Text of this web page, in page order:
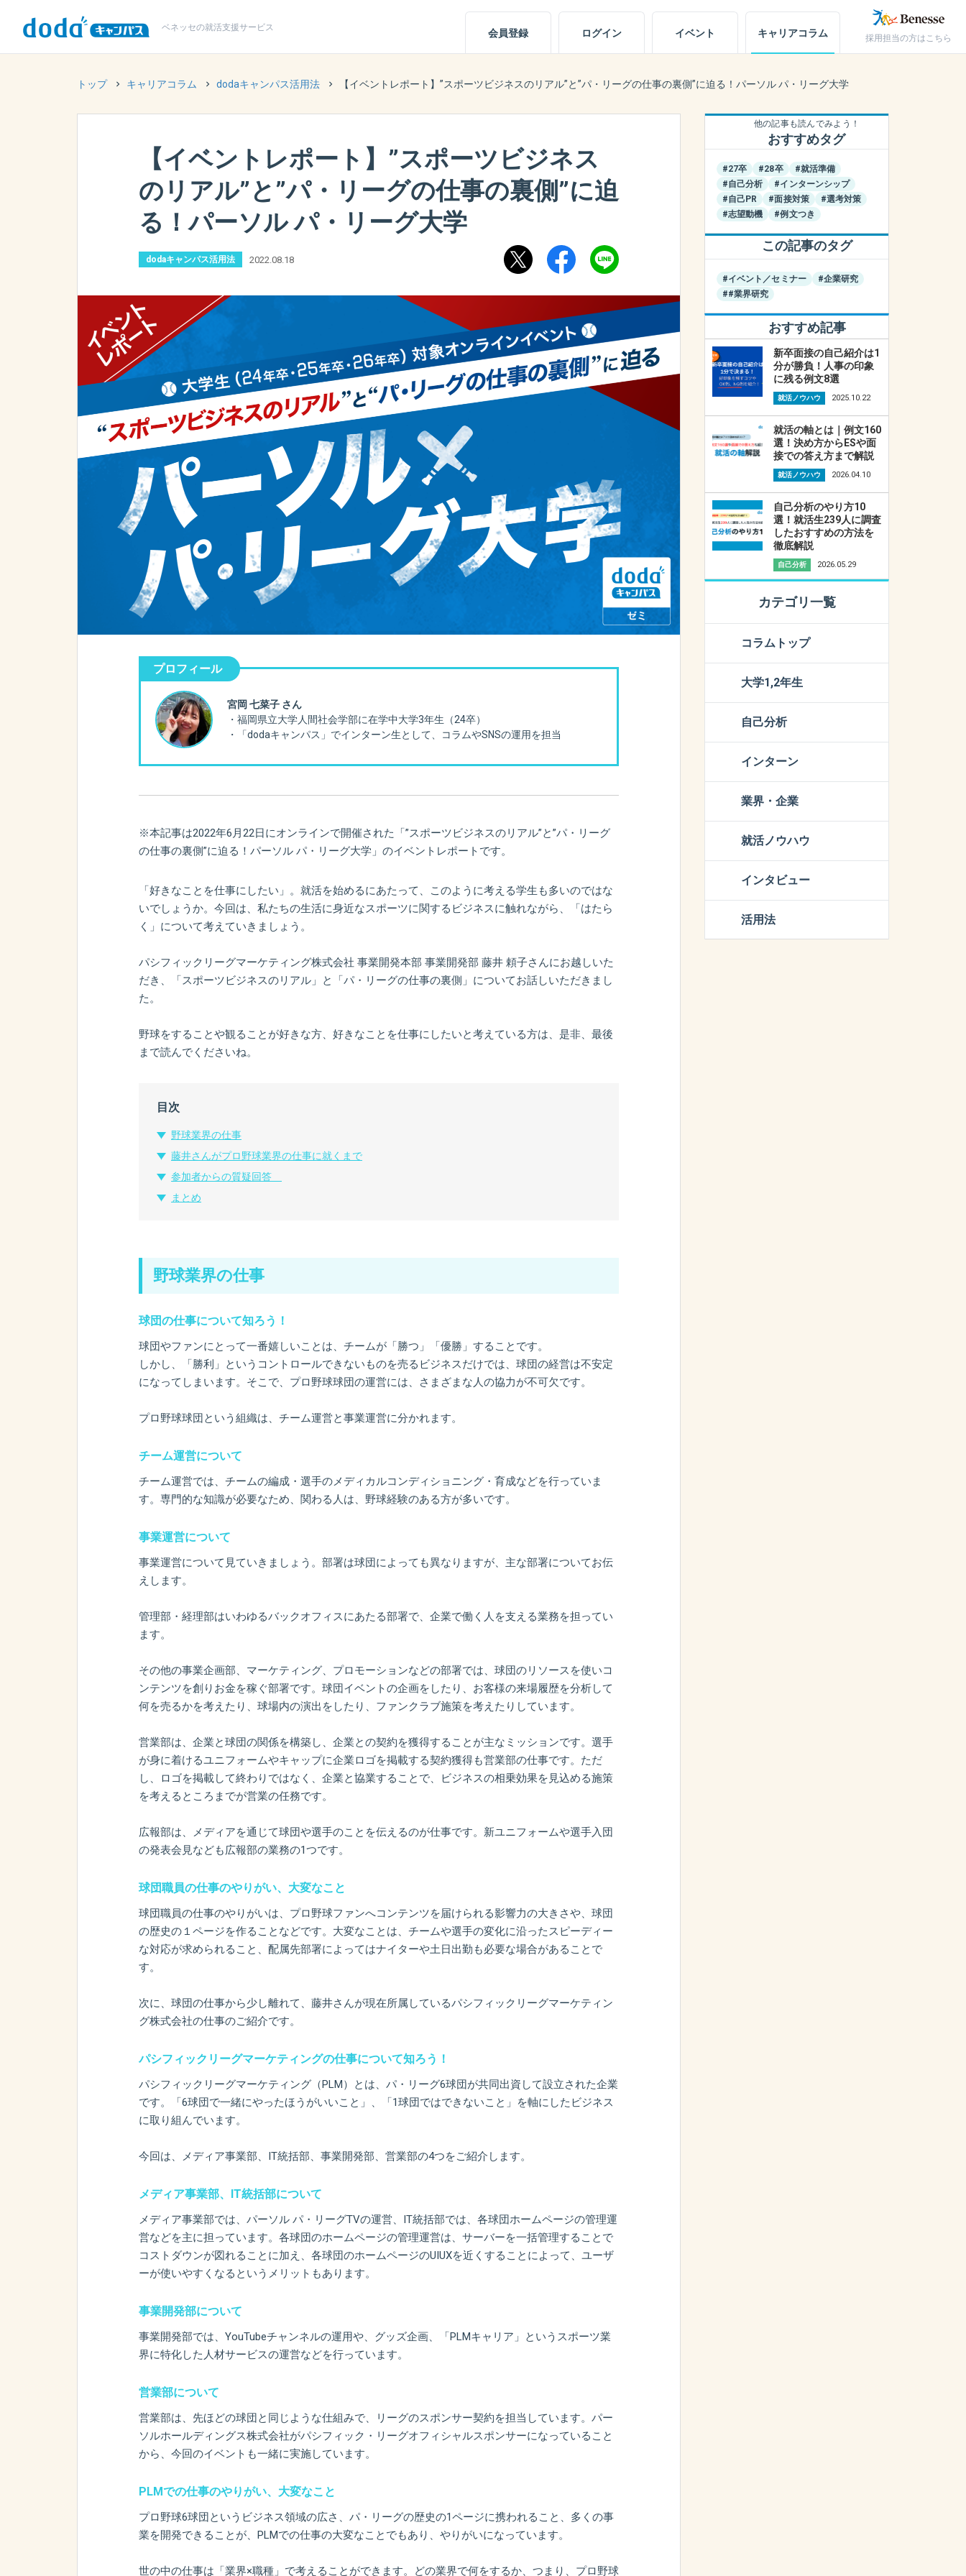
ベネッセの就活支援サービス
会員登録 ログイン イベント キャリアコラム 採用担当の方はこちら
お問い合わせ
トップ キャリアコラム dodaキャンパス活用法 【イベントレポート】”スポーツビジネスのリアル”と”パ・リーグの仕事の裏側”に迫る！パーソル パ・リーグ大学
【イベントレポート】”スポーツビジネス
のリアル”と”パ・リーグの仕事の裏側”に迫
る！パーソル パ・リーグ大学
dodaキャンパス活用法 2022.08.18
プロフィール
宮岡 七菜子 さん
・福岡県立大学人間社会学部に在学中大学3年生（24卒）
・「dodaキャンパス」でインターン生として、コラムやSNSの運用を担当
※本記事は2022年6月22日にオンラインで開催された「”スポーツビジネスのリアル”と”パ・リーグ
の仕事の裏側”に迫る！パーソル パ・リーグ大学」のイベントレポートです。
「好きなことを仕事にしたい」。就活を始めるにあたって、このように考える学生も多いのではな
いでしょうか。今回は、私たちの生活に身近なスポーツに関するビジネスに触れながら、「はたら
く」について考えていきましょう。
パシフィックリーグマーケティング株式会社 事業開発本部 事業開発部 藤井 頼子さんにお越しいた
だき、「スポーツビジネスのリアル」と「パ・リーグの仕事の裏側」についてお話しいただきまし
た。
野球をすることや観ることが好きな方、好きなことを仕事にしたいと考えている方は、是非、最後
まで読んでくださいね。
目次
野球業界の仕事
藤井さんがプロ野球業界の仕事に就くまで
参加者からの質疑回答
まとめ
野球業界の仕事
球団の仕事について知ろう！
球団やファンにとって一番嬉しいことは、チームが「勝つ」「優勝」することです。
しかし、「勝利」というコントロールできないものを売るビジネスだけでは、球団の経営は不安定
になってしまいます。そこで、プロ野球球団の運営には、さまざまな人の協力が不可欠です。
プロ野球球団という組織は、チーム運営と事業運営に分かれます。
チーム運営について
チーム運営では、チームの編成・選手のメディカルコンディショニング・育成などを行っていま
す。専門的な知識が必要なため、関わる人は、野球経験のある方が多いです。
事業運営について
事業運営について見ていきましょう。部署は球団によっても異なりますが、主な部署についてお伝
えします。
管理部・経理部はいわゆるバックオフィスにあたる部署で、企業で働く人を支える業務を担ってい
ます。
その他の事業企画部、マーケティング、プロモーションなどの部署では、球団のリソースを使いコ
ンテンツを創りお金を稼ぐ部署です。球団イベントの企画をしたり、お客様の来場履歴を分析して
何を売るかを考えたり、球場内の演出をしたり、ファンクラブ施策を考えたりしています。
営業部は、企業と球団の関係を構築し、企業との契約を獲得することが主なミッションです。選手
が身に着けるユニフォームやキャップに企業ロゴを掲載する契約獲得も営業部の仕事です。ただ
し、ロゴを掲載して終わりではなく、企業と協業することで、ビジネスの相乗効果を見込める施策
を考えるところまでが営業の任務です。
広報部は、メディアを通じて球団や選手のことを伝えるのが仕事です。新ユニフォームや選手入団
の発表会見なども広報部の業務の1つです。
球団職員の仕事のやりがい、大変なこと
球団職員の仕事のやりがいは、プロ野球ファンへコンテンツを届けられる影響力の大きさや、球団
の歴史の１ページを作ることなどです。大変なことは、チームや選手の変化に沿ったスピーディー
な対応が求められること、配属先部署によってはナイターや土日出勤も必要な場合があることで
す。
次に、球団の仕事から少し離れて、藤井さんが現在所属しているパシフィックリーグマーケティン
グ株式会社の仕事のご紹介です。
パシフィックリーグマーケティングの仕事について知ろう！
パシフィックリーグマーケティング（PLM）とは、パ・リーグ6球団が共同出資して設立された企業
です。「6球団で一緒にやったほうがいいこと」、「1球団ではできないこと」を軸にしたビジネス
に取り組んでいます。
今回は、メディア事業部、IT統括部、事業開発部、営業部の4つをご紹介します。
メディア事業部、IT統括部について
メディア事業部では、パーソル パ・リーグTVの運営、IT統括部では、各球団ホームページの管理運
営などを主に担っています。各球団のホームページの管理運営は、サーバーを一括管理することで
コストダウンが図れることに加え、各球団のホームページのUIUXを近くすることによって、ユーザ
ーが使いやすくなるというメリットもあります。
事業開発部について
事業開発部では、YouTubeチャンネルの運用や、グッズ企画、「PLMキャリア」というスポーツ業
界に特化した人材サービスの運営などを行っています。
営業部について
営業部は、先ほどの球団と同じような仕組みで、リーグのスポンサー契約を担当しています。パー
ソルホールディングス株式会社がパシフィック・リーグオフィシャルスポンサーになっていること
から、今回のイベントも一緒に実施しています。
PLMでの仕事のやりがい、大変なこと
プロ野球6球団というビジネス領域の広さ、パ・リーグの歴史の1ページに携われること、多くの事
業を開発できることが、PLMでの仕事の大変なことでもあり、やりがいになっています。
世の中の仕事は「業界×職種」で考えることができます。どの業界で何をするか、つまり、プロ野球
他の記事も読んでみよう！
おすすめタグ
#27卒 #28卒
#就活準備
#自己分析
#インターンシップ
#自己PR
#面接対策
#選考対策
#志望動機
#例文つき
この記事のタグ
#イベント／セミナー
#企業研究
##業界研究
おすすめ記事
新卒面接の自己紹介は1
分が勝負！人事の印象
に残る例文8選
就活ノウハウ 2025.10.22
就活の軸とは｜例文160
選！決め方からESや面
接での答え方まで解説
就活ノウハウ 2026.04.10
自己分析のやり方10
選！就活生239人に調査
したおすすめの方法を
徹底解説
自己分析 2026.05.29
カテゴリ一覧
コラムトップ
大学1,2年生
自己分析
インターン
業界・企業
就活ノウハウ
インタビュー
活用法